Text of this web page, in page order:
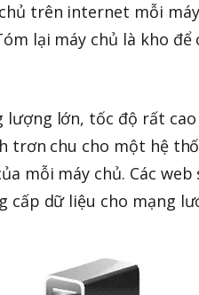
trên internet mỗi
lại máy chủ là kho
lượng lớn, tốc độ rất
trơn chu cho một hệ
mỗi máy chủ. Các
dữ liệu cho mạng